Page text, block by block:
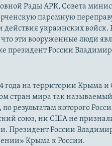
Рады АРК, Совета
паромную
действия украинских войск.
что эти вооруженные люди
президент России
года на территории Крыма
стран мира так
по результатам которого
союз, ни США не признали
Президент России
Крыма к России.